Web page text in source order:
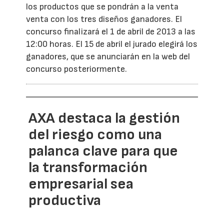
los productos que se pondrán a la venta
venta con los tres diseños ganadores. El
concurso finalizará el 1 de abril de 2013 a las
12:00 horas. El 15 de abril el jurado elegirá los
ganadores, que se anunciarán en la web del
concurso posteriormente.
AXA destaca la gestión
del riesgo como una
palanca clave para que
la transformación
empresarial sea
productiva